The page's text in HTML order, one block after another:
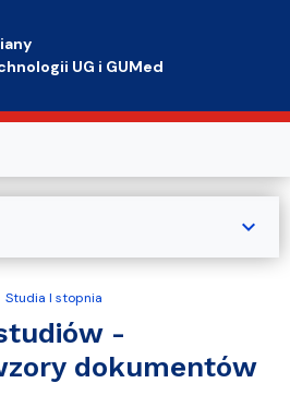
UG i GUMed
Studia I stopnia
-
dokumentów
expand_more